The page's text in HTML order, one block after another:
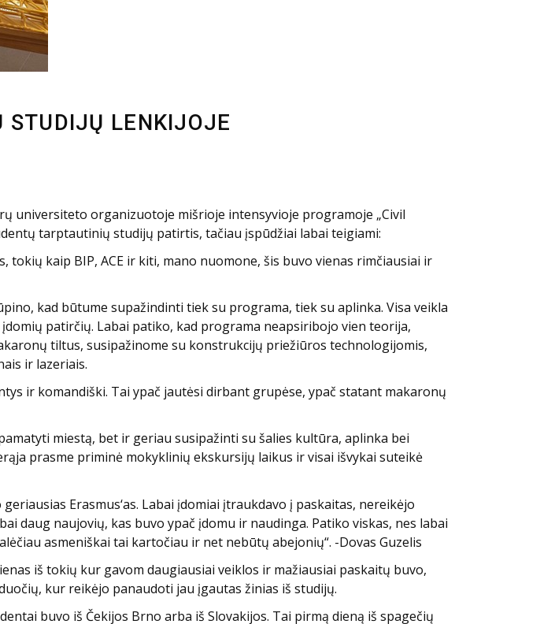
STUDIJŲ LENKIJOJE
universiteto organizuotoje mišrioje intensyvioje programoje „Civil
tarptautinių studijų patirtis, tačiau įspūdžiai labai teigiami:
tokių kaip BIP, ACE ir kiti, mano nuomone, šis buvo vienas rimčiausiai ir
kad būtume supažindinti tiek su programa, tiek su aplinka. Visa veikla
patirčių. Labai patiko, kad programa neapsiribojo vien teorija,
tiltus, susipažinome su konstrukcijų priežiūros technologijomis,
ir lazeriais.
ir komandiški. Tai ypač jautėsi dirbant grupėse, ypač statant makaronų
miestą, bet ir geriau susipažinti su šalies kultūra, aplinka bei
prasme priminė mokyklinių ekskursijų laikus ir visai išvykai suteikė
Erasmus‘as. Labai įdomiai įtraukdavo į paskaitas, nereikėjo
daug naujovių, kas buvo ypač įdomu ir naudinga. Patiko viskas, nes labai
asmeniškai tai kartočiau ir net nebūtų abejonių“. -Dovas Guzelis
iš tokių kur gavom daugiausiai veiklos ir mažiausiai paskaitų buvo,
kur reikėjo panaudoti jau įgautas žinias iš studijų.
buvo iš Čekijos Brno arba iš Slovakijos. Tai pirmą dieną iš spagečių